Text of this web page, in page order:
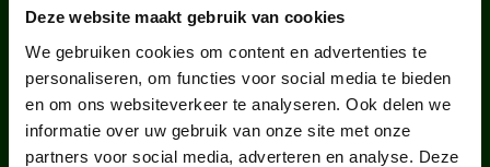
Deze website maakt gebruik van cookies
We gebruiken cookies om content en advertenties te
personaliseren, om functies voor social media te bieden
en om ons websiteverkeer te analyseren. Ook delen we
informatie over uw gebruik van onze site met onze
partners voor social media, adverteren en analyse. Deze